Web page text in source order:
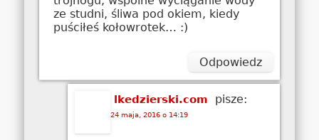
ze studni, śliwa pod okiem, kiedy
puściłeś kołowrotek… :)
Odpowiedz
lkedzierski.com pisze:
24 maja, 2016 o 14:19